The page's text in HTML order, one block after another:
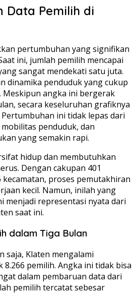
Data Pemilih di
pertumbuhan yang signifikan
ini, jumlah pemilih mencapai
sangat mendekati satu juta.
dinamika penduduk yang cukup
angka ini bergerak
secara keseluruhan grafiknya
ini tidak lepas dari
penduduk, dan
yang semakin rapi.
hidup dan membutuhkan
Dengan cakupan 401
proses pemutakhiran
kecil. Namun, inilah yang
menjadi representasi nyata dari
saat ini.
dalam Tiga Bulan
saja, Klaten mengalami
8.266 pemilih. Angka ini tidak bisa
dalam pembaruan data dari
pemilih tercatat sebesar